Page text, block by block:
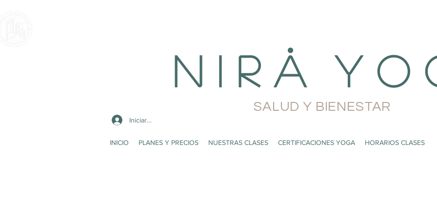
N i r å Y o
Iniciar sesión
INICIO PLANES Y PRECIOS NUESTRAS CLASES CERTIFICACIONES YOGA HORARIOS CLASES
SALUD Y BIENESTAR